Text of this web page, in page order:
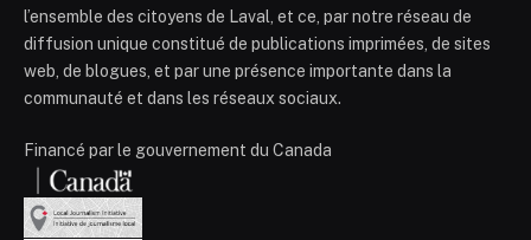
l’ensemble des citoyens de Laval, et ce, par notre réseau de
diffusion unique constitué de publications imprimées, de sites
web, de blogues, et par une présence importante dans la
communauté et dans les réseaux sociaux.
Financé par le gouvernement du Canada